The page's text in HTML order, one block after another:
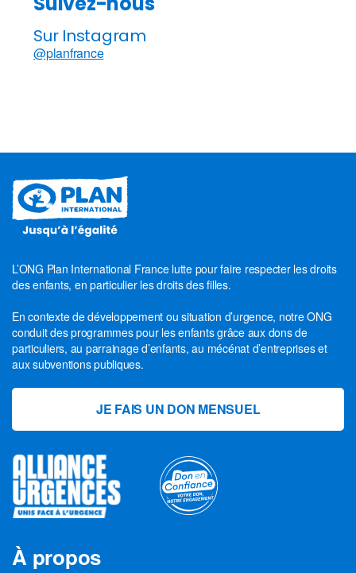
Sur Instagram
@planfrance
L’ONG Plan International France lutte pour faire respecter les droits
des enfants, en particulier les droits des filles.
En contexte de développement ou situation d’urgence, notre ONG
conduit des programmes pour les enfants grâce aux dons de
particuliers, au parrainage d’enfants, au mécénat d’entreprises et
aux subventions publiques.
JE FAIS UN DON MENSUEL
À propos